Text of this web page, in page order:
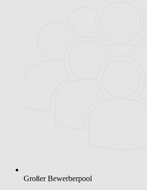
Großer Bewerberpool